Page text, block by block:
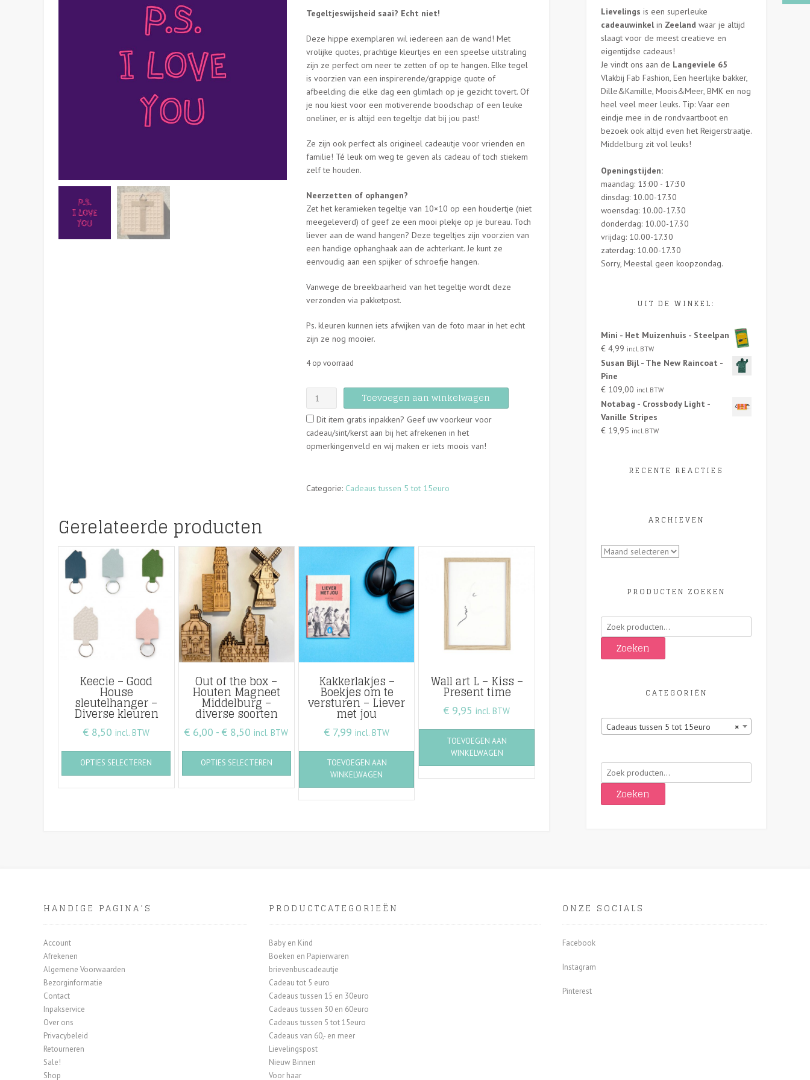
Tegeltjeswijsheid saai? Echt niet!
Deze hippe exemplaren wil iedereen aan de wand! Met
vrolijke quotes, prachtige kleurtjes en een speelse uitstraling
zijn ze perfect om neer te zetten of op te hangen. Elke tegel
is voorzien van een inspirerende/grappige quote of
afbeelding die elke dag een glimlach op je gezicht tovert. Of
je nou kiest voor een motiverende boodschap of een leuke
oneliner, er is altijd een tegeltje dat bij jou past!
Ze zijn ook perfect als origineel cadeautje voor vrienden en
familie! Té leuk om weg te geven als cadeau of toch stiekem
zelf te houden.
Neerzetten of ophangen?
Zet het keramieken tegeltje van 10×10 op een houdertje (niet
meegeleverd) of geef ze een mooi plekje op je bureau. Toch
liever aan de wand hangen? Deze tegeltjes zijn voorzien van
een handige ophanghaak aan de achterkant. Je kunt ze
eenvoudig aan een spijker of schroefje hangen.
Vanwege de breekbaarheid van het tegeltje wordt deze
verzonden via pakketpost.
Ps. kleuren kunnen iets afwijken van de foto maar in het echt
zijn ze nog mooier.
4 op voorraad
Tegeltje
-
P.S.
I
love
Toevoegen aan winkelwagen
Dit item gratis inpakken? Geef uw voorkeur voor
cadeau/sint/kerst aan bij het afrekenen in het
opmerkingenveld en wij maken er iets moois van!
Categorie: Cadeaus tussen 5 tot 15euro
Gerelateerde producten
Keecie – Good
House
sleutelhanger –
Diverse kleuren
€8,50 incl. BTW
OPTIES SELECTEREN
Dit
heeft
meerdere
Out of the box –
Houten Magneet
Middelburg –
diverse soorten
€ 6,00 - € 8,50 Prijsklasse:
€ 6,00
tot
incl. BTW
OPTIES SELECTEREN
Dit
heeft
meerdere
productpagina
Kakkerlakjes –
Boekjes om te
versturen – Liever
met jou
€7,99 incl. BTW
TOEVOEGEN AAN
WINKELWAGEN
Wall art L – Kiss –
Present time
€ 9,95 incl. BTW
TOEVOEGEN AAN
WINKELWAGEN
Lievelings is een superleuke
cadeauwinkelin Zeeland waar je altijd
slaagt voor de meest creatieve en
eigentijdse cadeaus!
Je vindt ons aan de Langeviele 65
Vlakbij Fab Fashion, Een heerlijke bakker,
Dille&Kamille, Moois&Meer, BMK en nog
heel veel meer leuks. Tip: Vaar een
eindje mee in de rondvaartboot en
bezoek ook altijd even het Reigerstraatje.
Middelburg zit vol leuks!
Openingstijden:
maandag: 13:00 - 17:30
dinsdag: 10.00-17.30
woensdag: 10.00-17.30
donderdag: 10.00-17.30
vrijdag: 10.00-17.30
zaterdag: 10.00-17.30
Sorry, Meestal geen koopzondag.
UIT DE WINKEL:
Mini - Het Muizenhuis - Steelpan
€ 4,99 incl. BTW
Susan Bijl - The New Raincoat -
Pine
€ 109,00 incl. BTW
Notabag - Crossbody Light -
Vanille Stripes
€ 19,95 incl. BTW
RECENTE REACTIES
ARCHIEVEN
Archieven
PRODUCTEN ZOEKEN
Zoeken
naar:
Zoeken
CATEGORIËN
×
Cadeaus tussen 5 tot 15euro
Zoeken
naar:
Zoeken
HANDIGE PAGINA’S
Account
Afrekenen
Algemene Voorwaarden
Bezorginformatie
Contact
Inpakservice
Over ons
Privacybeleid
Retourneren
Sale!
Shop
PRODUCTCATEGORIEËN
Baby en Kind
Boeken en Papierwaren
brievenbuscadeautje
Cadeau tot 5 euro
Cadeaus tussen 15 en 30euro
Cadeaus tussen 30 en 60euro
Cadeaus tussen 5 tot 15euro
Cadeaus van 60,- en meer
Lievelingspost
Nieuw Binnen
Voor haar
ONZE SOCIALS
Facebook
Instagram
Pinterest